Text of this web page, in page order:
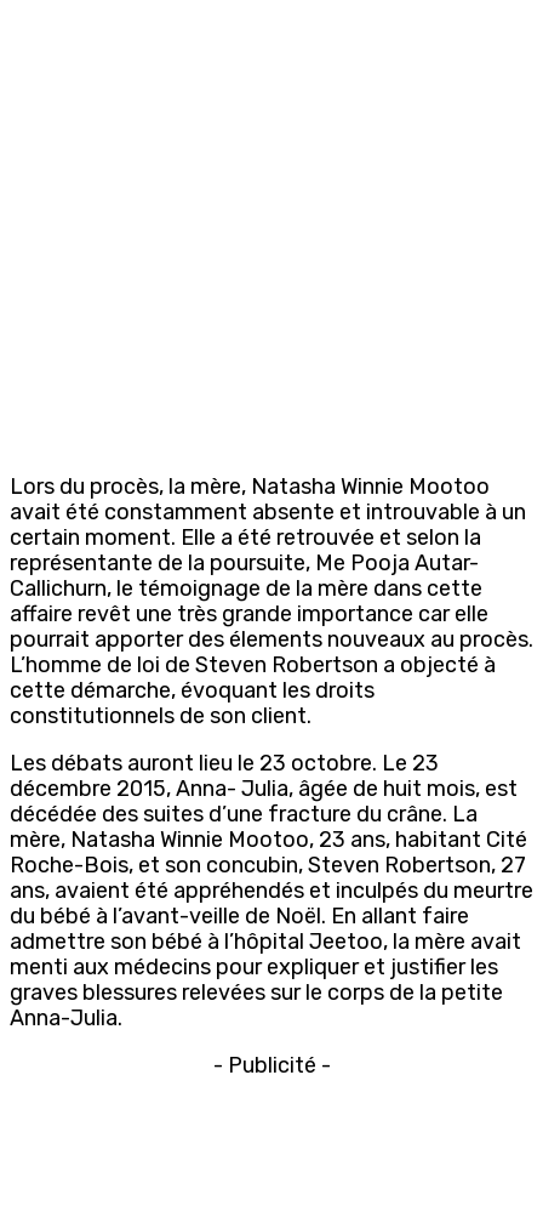
Lors du procès, la mère, Natasha Winnie Mootoo
avait été constamment absente et introuvable à un
certain moment. Elle a été retrouvée et selon la
représentante de la poursuite, Me Pooja Autar-
Callichurn, le témoignage de la mère dans cette
affaire revêt une très grande importance car elle
pourrait apporter des élements nouveaux au procès.
L’homme de loi de Steven Robertson a objecté à
cette démarche, évoquant les droits
constitutionnels de son client.
Les débats auront lieu le 23 octobre. Le 23
décembre 2015, Anna- Julia, âgée de huit mois, est
décédée des suites d’une fracture du crâne. La
mère, Natasha Winnie Mootoo, 23 ans, habitant Cité
Roche-Bois, et son concubin, Steven Robertson, 27
ans, avaient été appréhendés et inculpés du meurtre
du bébé à l’avant-veille de Noël. En allant faire
admettre son bébé à l’hôpital Jeetoo, la mère avait
menti aux médecins pour expliquer et justifier les
graves blessures relevées sur le corps de la petite
Anna-Julia.
- Publicité -